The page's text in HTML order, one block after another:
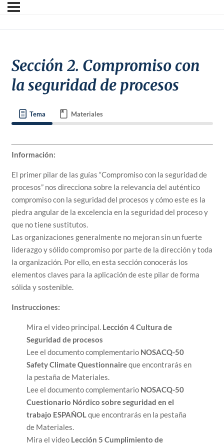
Sección 2. Compromiso con
la seguridad de procesos
Tema Materiales
Información:
El primer pilar de las guías “Compromiso con la seguridad de
procesos” nos direcciona sobre la relevancia del auténtico
compromiso con la seguridad del procesos y cómo este es la
piedra angular de la excelencia en la seguridad del proceso y
que no tiene sustitutos.
Las organizaciones generalmente no mejoran sin un fuerte
liderazgo y sólido compromiso por parte de la dirección y toda
la organización. Por ello, en esta sección conocerás los
elementos claves para la aplicación de este pilar de forma
sólida y sostenible.
Instrucciones:
Mira el video principal. Lección 4 Cultura de
Seguridad de procesos
Lee el documento complementario NOSACQ-50
Safety Climate Questionnaireque encontrarás en
la pestaña de Materiales.
Lee el documento complementario NOSACQ-50
Cuestionario Nórdico sobre seguridad en el
trabajo ESPAÑOLque encontrarás en la pestaña
de Materiales.
Mira el video Lección 5 Cumplimiento de